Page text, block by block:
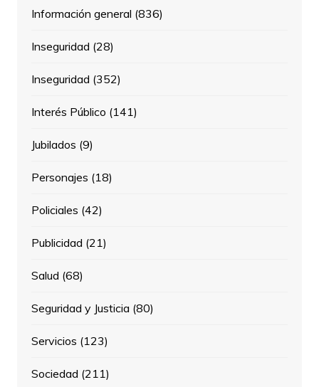
Información general (836)
Inseguridad (28)
Inseguridad (352)
Interés Público (141)
Jubilados (9)
Personajes (18)
Policiales (42)
Publicidad (21)
Salud (68)
Seguridad y Justicia (80)
Servicios (123)
Sociedad (211)